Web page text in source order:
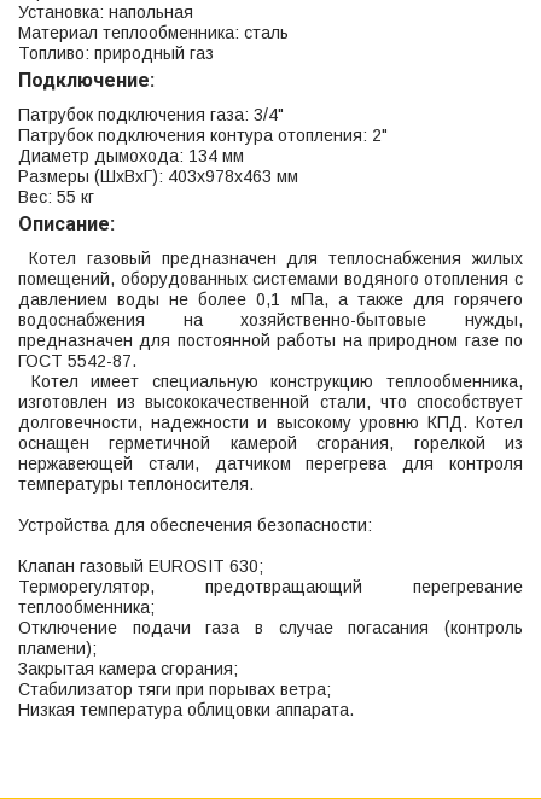
Установка: напольная
Материал теплообменника: сталь
Топливо: природный газ
Подключение:
Патрубок подключения газа: 3/4"
Патрубок подключения контура отопления: 2"
Диаметр дымохода: 134 мм
Размеры (ШхВхГ): 403x978x463 мм
Вес: 55 кг
Описание:
Котел газовый предназначен для теплоснабжения жилых
помещений, оборудованных системами водяного отопления с
давлением воды не более 0,1 мПа, а также для горячего
водоснабжения на хозяйственно-бытовые нужды,
предназначен для постоянной работы на природном газе по
ГОСТ 5542-87.
Котел имеет специальную конструкцию теплообменника,
изготовлен из высококачественной стали, что способствует
долговечности, надежности и высокому уровню КПД. Котел
оснащен герметичной камерой сгорания, горелкой из
нержавеющей стали, датчиком перегрева для контроля
температуры теплоносителя.
Устройства для обеспечения безопасности:
Клапан газовый EUROSIT 630;
Терморегулятор, предотвращающий перегревание
теплообменника;
Отключение подачи газа в случае погасания (контроль
пламени);
Закрытая камера сгорания;
Стабилизатор тяги при порывах ветра;
Низкая температура облицовки аппарата.